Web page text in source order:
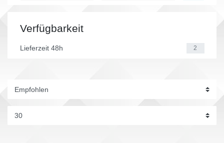
Verfügbarkeit
Lieferzeit 48h 2